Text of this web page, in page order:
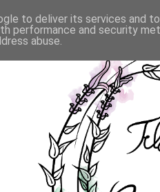
to deliver its services and
performance and security
abuse.